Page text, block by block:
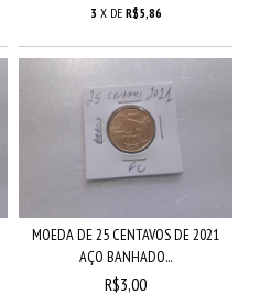
3 X DE R$5,86
MOEDA DE 25 CENTAVOS DE 2021
AÇO BANHADO...
R$3,00